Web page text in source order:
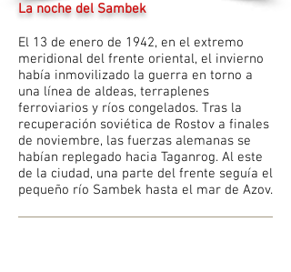
La noche del Sambek
El 13 de enero de 1942, en el extremo
meridional del frente oriental, el invierno
había inmovilizado la guerra en torno a
una línea de aldeas, terraplenes
ferroviarios y ríos congelados. Tras la
recuperación soviética de Rostov a finales
de noviembre, las fuerzas alemanas se
habían replegado hacia Taganrog. Al este
de la ciudad, una parte del frente seguía el
pequeño río Sambek hasta el mar de Azov.